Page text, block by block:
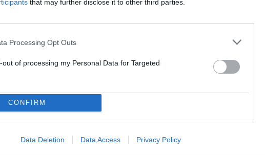
that may further disclose it to other third parties.
Processing Opt Outs
out of processing my Personal Data for Targeted
CONFIRM
Data Deletion Data Access Privacy Policy